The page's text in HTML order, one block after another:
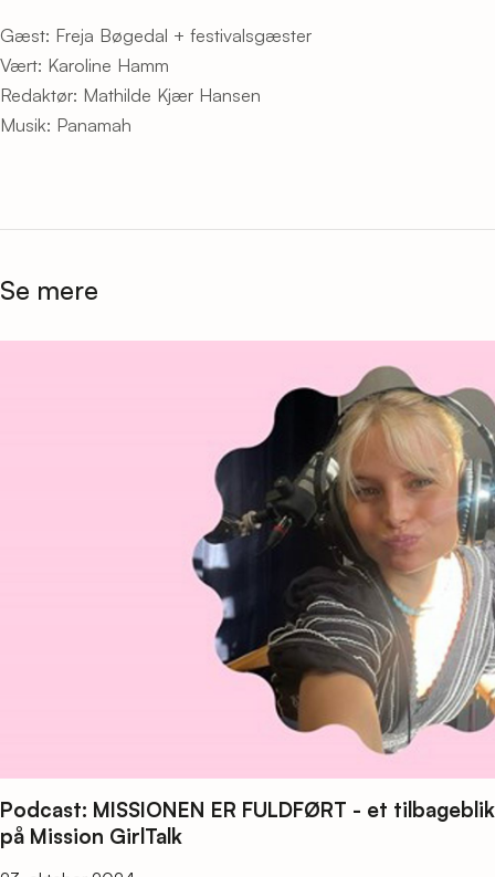
Gæst: Freja Bøgedal + festivalsgæster
Vært: Karoline Hamm
Redaktør: Mathilde Kjær Hansen
Musik: Panamah
Se mere
Podcast: MISSIONEN ER FULDFØRT - et tilbageblik
på Mission GirlTalk